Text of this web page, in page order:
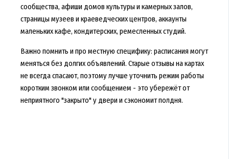
сообщества, афиши домов культуры и камерных залов,
страницы музеев и краеведческих центров, аккаунты
маленьких кафе, кондитерских, ремесленных студий.
Важно помнить и про местную специфику: расписания могут
меняться без долгих объявлений. Старые отзывы на картах
не всегда спасают, поэтому лучше уточнить режим работы
коротким звонком или сообщением - это убережёт от
неприятного "закрыто" у двери и сэкономит полдня.